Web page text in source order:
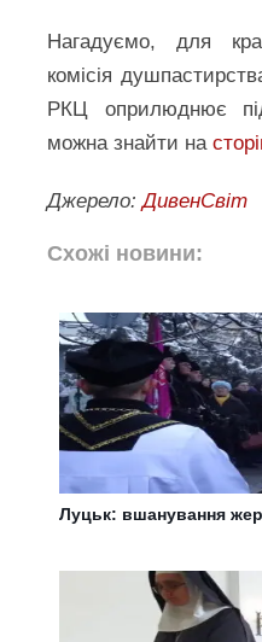
Нагадуємо, для
комісія
РКЦ оприлюднює
можна знайти на
Джерело:ДивенСвіт
Схожі новини:
Луцьк: вшанування